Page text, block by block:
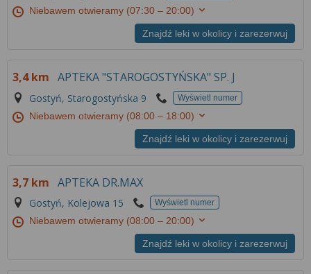
Niebawem otwieramy (07:30 – 20:00)
Znajdź leki w okolicy i zarezerwuj
3,4 km APTEKA "STAROGOSTYŃSKA" SP. J
Gostyń, Starogostyńska 9 Wyświetl numer
Niebawem otwieramy (08:00 – 18:00)
Znajdź leki w okolicy i zarezerwuj
3,7 km APTEKA DR.MAX
Gostyń, Kolejowa 15 Wyświetl numer
Niebawem otwieramy (08:00 – 20:00)
Znajdź leki w okolicy i zarezerwuj